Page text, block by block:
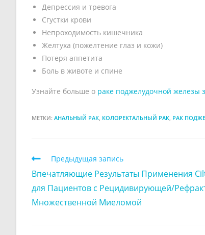
Депрессия и тревога
Сгустки крови
Непроходимость кишечника
Желтуха (пожелтение глаз и кожи)
Потеря аппетита
Боль в животе и спине
Узнайте больше о раке поджелудочной железы
МЕТКИ: АНАЛЬНЫЙ РАК, КОЛОРЕКТАЛЬНЫЙ РАК, РАК
Предыдущая запись
Впечатляющие Результаты Применения
для Пациентов с Рецидивирующей/
Множественной Миеломой